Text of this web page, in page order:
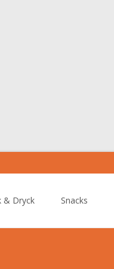
& Dryck Snacks